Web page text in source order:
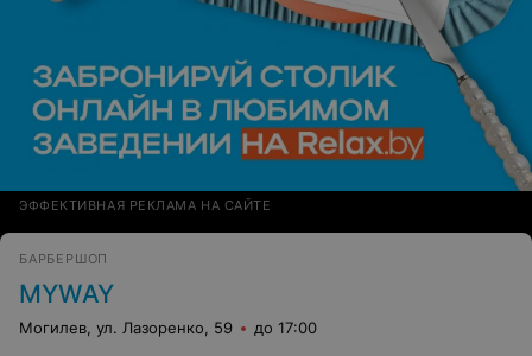
ЭФФЕКТИВНАЯ РЕКЛАМА НА САЙТЕ
БАРБЕРШОП
MYWAY
Могилев, ул. Лазоренко, 59 до 17:00